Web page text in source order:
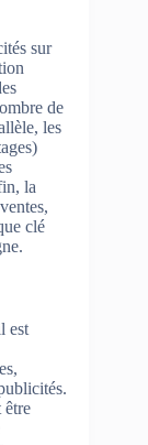
sur
de
les
la
clé
est
être